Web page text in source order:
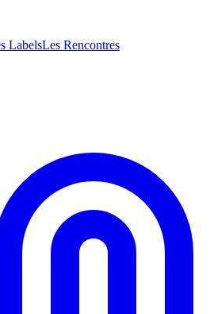
LabelsLes Rencontres